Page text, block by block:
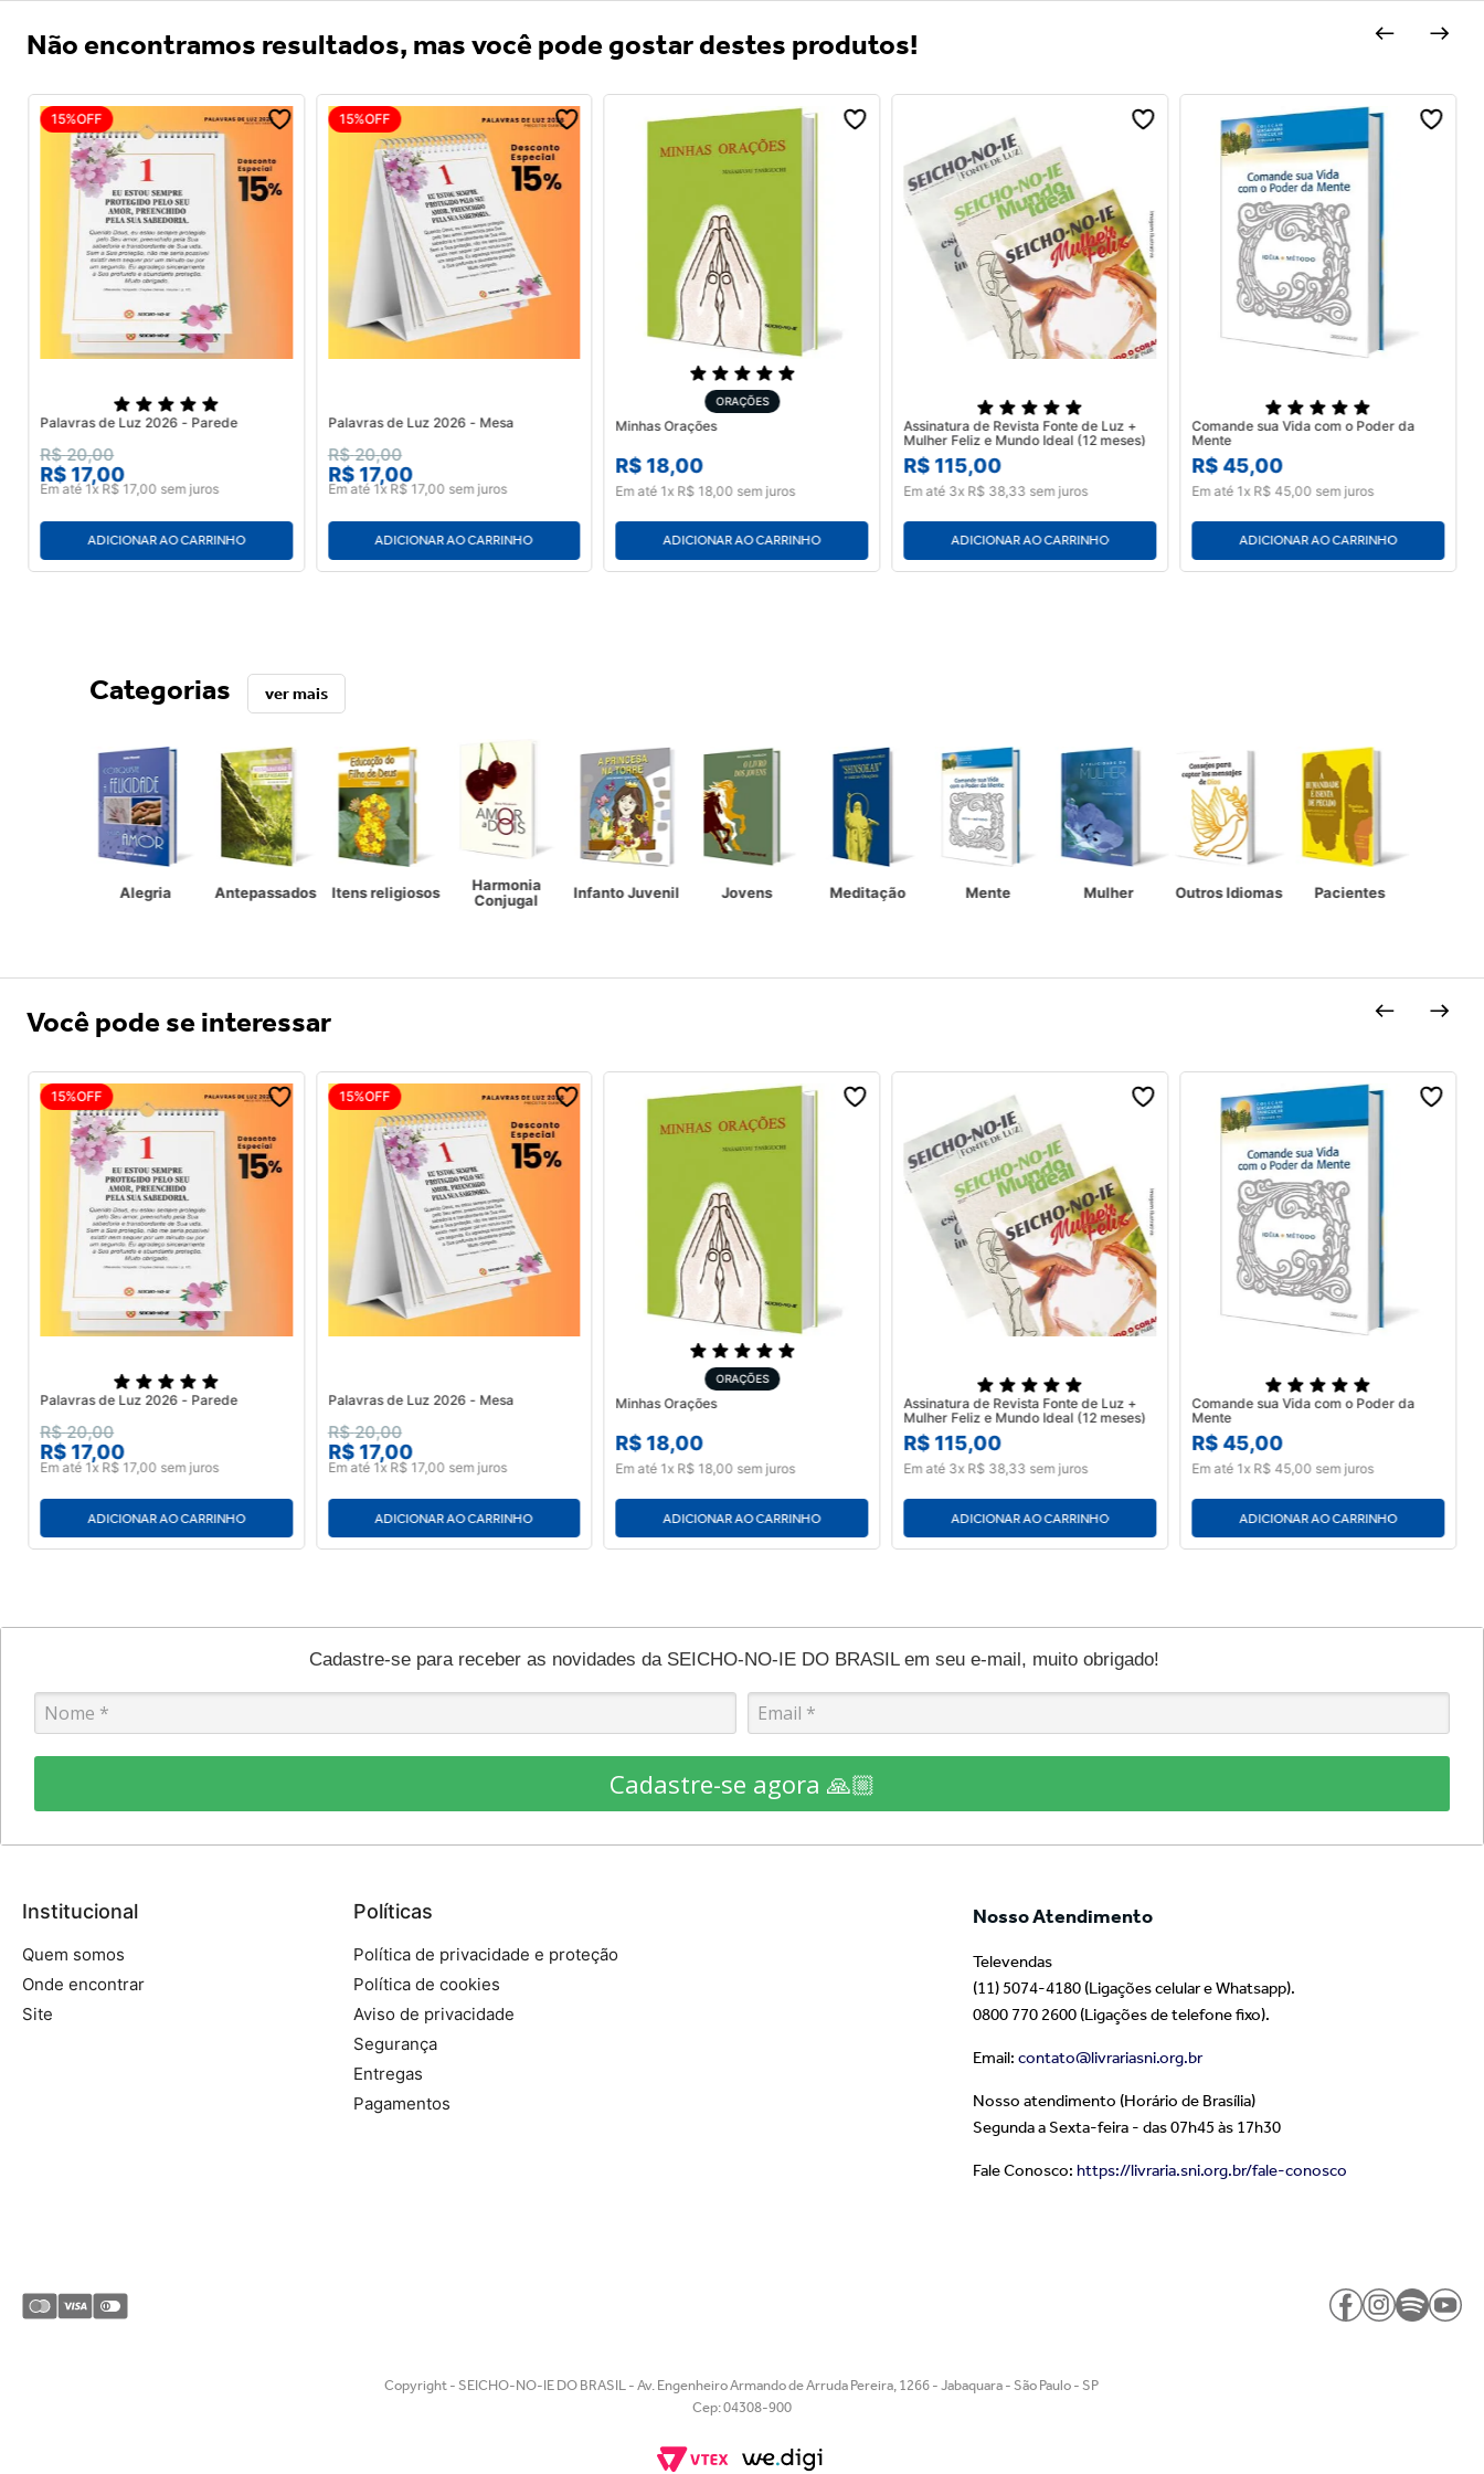
Não encontramos resultados, mas você pode gostar destes produtos!
15%OFF
Palavras de Luz 2026 - Parede
R$ 20,00
R$17,00
Em até 1x R$ 17,00 sem juros
ADICIONAR AO CARRINHO
15%OFF
Palavras de Luz 2026 - Mesa
R$ 20,00
R$17,00
Em até 1x R$ 17,00sem juros
ADICIONAR AO CARRINHO
ORAÇÕES
Minhas Orações
R$ 18,00
Em até 1x R$ 18, 00 sem juros
ADICIONAR AO CARRINHO
Assinatura de Revista Fonte de Luz +
Mulher Feliz e Mundo Ideal (12 meses)
R$ 115,00
Em até 3x R$ 38, 33 sem juros
ADICIONAR AO CARRINHO
Comande sua Vida com o Poder da
Mente
R$45,00
Em até 1x R$ 45 00 sem juros
ADICIONAR AO CARRINHO
Categorias ver mais
Alegria Antepassados Itens religiosos
Harmonia
Conjugal
Infanto Juvenil Jovens Meditação Mente Mulher Outros Idiomas Pacientes
Você pode se interessar
15%OFF
Palavras de Luz 2026 - Parede
R$ 20,00
R$17,00
Em até 1x R$ 17, 00 sem juros
ADICIONAR AO CARRINHO
15%OFF
Palavras de Luz 2026 - Mesa
R$ 20,00
R$17,00
Em até 1x R$ 17, 00sem juros
ADICIONAR AO CARRINHO
ORAÇÕES
Minhas Orações
R$ 18,00
Em até 1x R$ 18,00 sem juros
ADICIONAR AO CARRINHO
Assinatura de Revista Fonte de Luz +
Mulher Feliz e Mundo Ideal (12 meses)
R$ 115,00
Em até 3x R$ 38,33 sem juros
ADICIONAR AO CARRINHO
Comande sua Vida com o Poder da
Mente
R$45,00
Em até 1x R$ 45,00 sem juros
ADICIONAR AO CARRINHO
Cadastre-se para receber as novidades da SEICHO-NO-IE DO BRASIL em seu e-mail, muito obrigado!
Cadastre-se agora 🙏🏼
Institucional
Quem somos
Onde encontrar
Site
Políticas
Política de privacidade e proteção
Política de cookies
Aviso de privacidade
Segurança
Entregas
Pagamentos
Nosso Atendimento
Televendas
(11) 5074-4180 (Ligações celular e Whatsapp).
0800 770 2600 (Ligações de telefone fixo).
Email: contato@livrariasni.org.br
Nosso atendimento (Horário de Brasília)
Segunda a Sexta-feira - das 07h45 às 17h30
Fale Conosco: https://livraria.sni.org.br/fale-conosco
Copyright - SEICHO-NO-IE DO BRASIL - Av. Engenheiro Armando de Arruda Pereira, 1266 - Jabaquara - São Paulo - SP
Cep: 04308-900